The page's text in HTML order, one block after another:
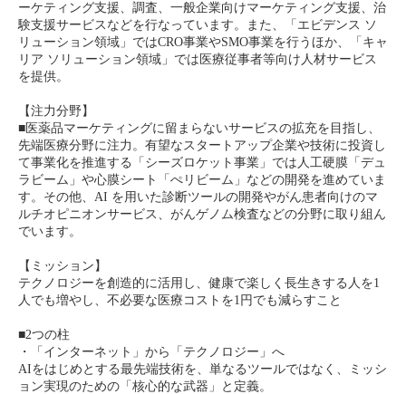
ーケティング支援、調査、一般企業向けマーケティング支援、治
験支援サービスなどを行なっています。また、「エビデンス ソ
リューション領域」ではCRO事業やSMO事業を行うほか、「キャ
リア ソリューション領域」では医療従事者等向け人材サービス
を提供。
【注力分野】
■医薬品マーケティングに留まらないサービスの拡充を目指し、
先端医療分野に注力。有望なスタートアップ企業や技術に投資し
て事業化を推進する「シーズロケット事業」では人工硬膜「デュ
ラビーム」や心膜シート「ぺリビーム」などの開発を進めていま
す。その他、AI を用いた診断ツールの開発やがん患者向けのマ
ルチオピニオンサービス、がんゲノム検査などの分野に取り組ん
でいます。
【ミッション】
テクノロジーを創造的に活用し、健康で楽しく長生きする人を1
人でも増やし、不必要な医療コストを1円でも減らすこと
■2つの柱
・「インターネット」から「テクノロジー」へ
AIをはじめとする最先端技術を、単なるツールではなく、ミッシ
ョン実現のための「核心的な武器」と定義。